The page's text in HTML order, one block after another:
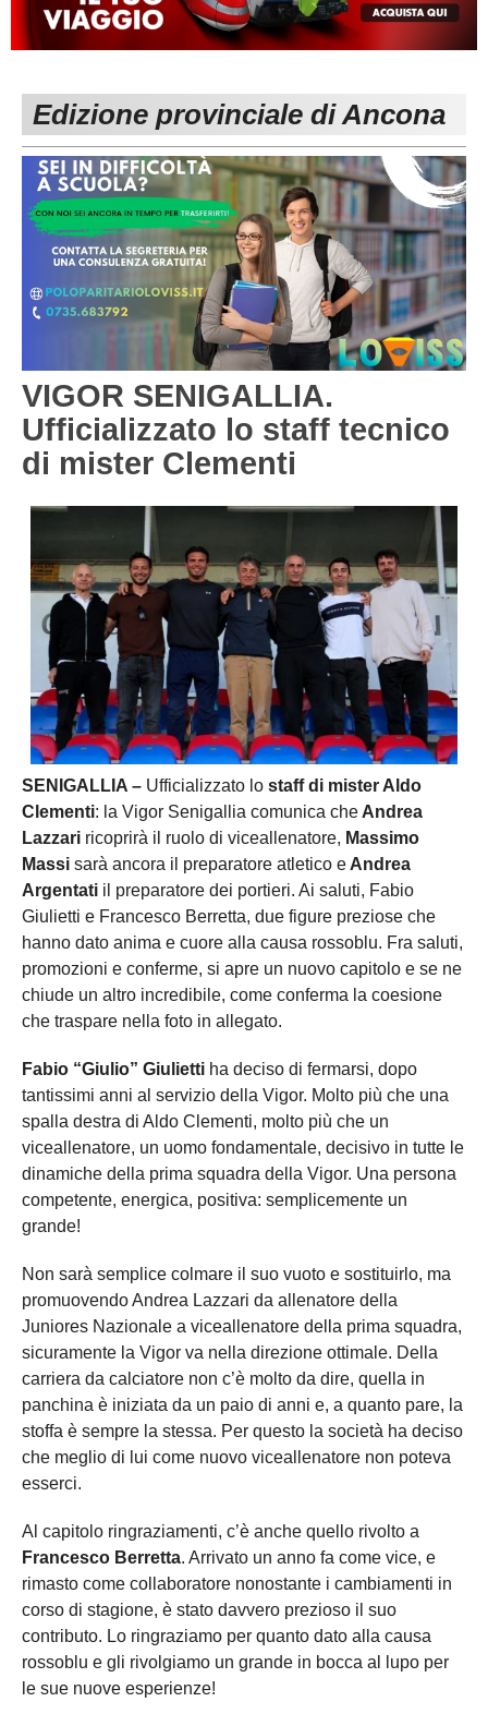
MACERATA
Carica la tua Rosa
ECCELLENZA
1^ CATEGORIA
2^ CATEGORIA
3^ CATEGORIA
GIOVANILI
REGIONALI
Edizione provinciale di Ancona
VIGOR SENIGALLIA.
Ufficializzato lo staff tecnico
di mister Clementi
SENIGALLIA – Ufficializzato lo staff di mister Aldo
Clementi: la Vigor Senigallia comunica che Andrea
Lazzari ricoprirà il ruolo di viceallenatore, Massimo
Massi sarà ancora il preparatore atletico e Andrea
Argentati il preparatore dei portieri. Ai saluti, Fabio
Giulietti e Francesco Berretta, due figure preziose che
hanno dato anima e cuore alla causa rossoblu. Fra saluti,
promozioni e conferme, si apre un nuovo capitolo e se ne
chiude un altro incredibile, come conferma la coesione
che traspare nella foto in allegato.
Fabio “Giulio” Giulietti ha deciso di fermarsi, dopo
tantissimi anni al servizio della Vigor. Molto più che una
spalla destra di Aldo Clementi, molto più che un
viceallenatore, un uomo fondamentale, decisivo in tutte le
dinamiche della prima squadra della Vigor. Una persona
competente, energica, positiva: semplicemente un
grande!
Non sarà semplice colmare il suo vuoto e sostituirlo, ma
promuovendo Andrea Lazzari da allenatore della
Juniores Nazionale a viceallenatore della prima squadra,
sicuramente la Vigor va nella direzione ottimale. Della
carriera da calciatore non c’è molto da dire, quella in
panchina è iniziata da un paio di anni e, a quanto pare, la
stoffa è sempre la stessa. Per questo la società ha deciso
che meglio di lui come nuovo viceallenatore non poteva
esserci.
Al capitolo ringraziamenti, c’è anche quello rivolto a
Francesco Berretta. Arrivato un anno fa come vice, e
rimasto come collaboratore nonostante i cambiamenti in
corso di stagione, è stato davvero prezioso il suo
contributo. Lo ringraziamo per quanto dato alla causa
rossoblu e gli rivolgiamo un grande in bocca al lupo per
le sue nuove esperienze!